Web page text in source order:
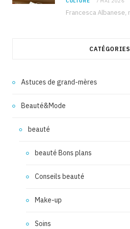
CATÉGORIES
Astuces de grand-mères
Beauté&Mode
beauté
beauté Bons plans
Conseils beauté
Make-up
Soins